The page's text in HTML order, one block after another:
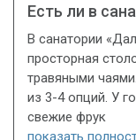
Есть ли в
В санатории
просторная
травяными
из 3-4 опций. У
свежие фрук
показать